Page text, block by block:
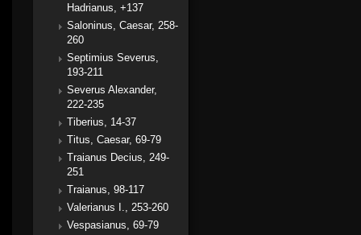
Hadrianus, +137
Saloninus, Caesar, 258-
260
Septimius Severus,
193-211
Severus Alexander,
222-235
Tiberius, 14-37
Titus, Caesar, 69-79
Traianus Decius, 249-
251
Traianus, 98-117
Valerianus I., 253-260
Vespasianus, 69-79